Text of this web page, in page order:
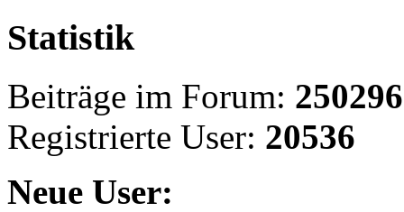
Statistik
Beiträge im Forum: 250296
Registrierte User: 20536
Neue User: